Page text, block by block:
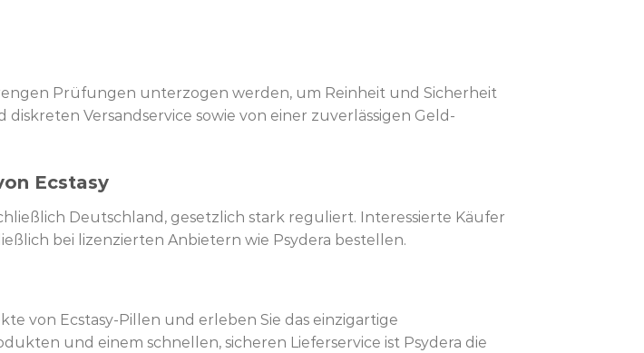
Prüfungen unterzogen werden, um Reinheit und Sicherheit
Versandservice sowie von einer zuverlässigen Geld-
Ecstasy
Deutschland, gesetzlich stark reguliert. Interessierte Käufer
bei lizenzierten Anbietern wie Psydera bestellen.
von Ecstasy-Pillen und erleben Sie das einzigartige
und einem schnellen, sicheren Lieferservice ist Psydera die